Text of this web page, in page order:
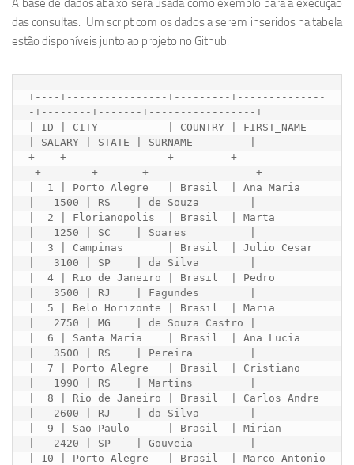
A base de dados abaixo será usada como exemplo para a execução
das consultas. Um script com os dados a serem inseridos na tabela
estão disponíveis junto ao projeto no Github.
+----+----------------+---------+--------------
-+--------+-------+-----------------+
| ID | CITY           | COUNTRY | FIRST_NAME
| SALARY | STATE | SURNAME         |
+----+----------------+---------+--------------
-+--------+-------+-----------------+
|  1 | Porto Alegre   | Brasil  | Ana Maria
|   1500 | RS    | de Souza        |
|  2 | Florianopolis  | Brasil  | Marta
|   1250 | SC    | Soares          |
|  3 | Campinas       | Brasil  | Julio Cesar
|   3100 | SP    | da Silva        |
|  4 | Rio de Janeiro | Brasil  | Pedro
|   3500 | RJ    | Fagundes        |
|  5 | Belo Horizonte | Brasil  | Maria
|   2750 | MG    | de Souza Castro |
|  6 | Santa Maria    | Brasil  | Ana Lucia
|   3500 | RS    | Pereira         |
|  7 | Porto Alegre   | Brasil  | Cristiano
|   1990 | RS    | Martins         |
|  8 | Rio de Janeiro | Brasil  | Carlos Andre
|   2600 | RJ    | da Silva        |
|  9 | Sao Paulo      | Brasil  | Mirian
|   2420 | SP    | Gouveia         |
| 10 | Porto Alegre   | Brasil  | Marco Antonio